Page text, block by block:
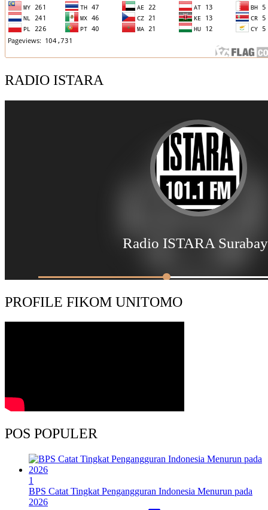
RADIO ISTARA
PROFILE FIKOM UNITOMO
POS POPULER
1
BPS Catat Tingkat Pengangguran Indonesia Menurun pada
2026